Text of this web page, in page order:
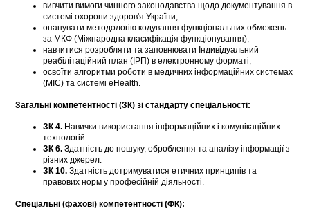
вивчити вимоги чинного законодавства щодо документування в
системі охорони здоров'я України;
опанувати методологію кодування функціональних обмежень
за МКФ (Міжнародна класифікація функціонування);
навчитися розробляти та заповнювати Індивідуальний
реабілітаційний план (ІРП) в електронному форматі;
освоїти алгоритми роботи в медичних інформаційних системах
(МІС) та системі eHealth.
Загальні компетентності (ЗК) зі стандарту спеціальності:
ЗК 4. Навички використання інформаційних і комунікаційних
технологій.
ЗК 6. Здатність до пошуку, оброблення та аналізу інформації з
різних джерел.
ЗК 10. Здатність дотримуватися етичних принципів та
правових норм у професійній діяльності.
Спеціальні (фахові) компетентності (ФК):